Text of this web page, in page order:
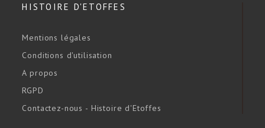
HISTOIRE D'ETOFFES
Mentions légales
Conditions d'utilisation
A propos
RGPD
Contactez-nous - Histoire d'Etoffes